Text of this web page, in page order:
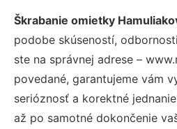
Škrabanie omietky
podobe skúseností,
ste na správnej adrese –
povedané, garantujeme vám
serióznosť a korektné
až po samotné dokončenie